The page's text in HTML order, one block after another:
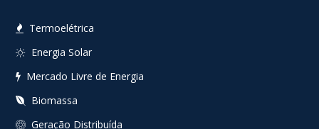
Termoelétrica
Energia Solar
Mercado Livre de Energia
Biomassa
Geração Distribuída